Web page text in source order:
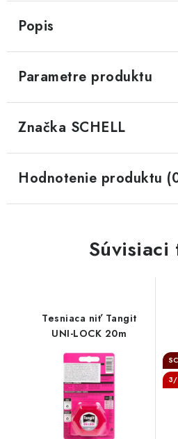
Popis
Parametre produktu
Značka SCHELL
Hodnotenie produktu
Súvisiaci
Tesniaca niť Tangit
UNI-LOCK 20m